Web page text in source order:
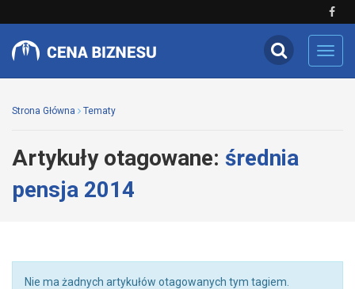
Strona Główna Tematy
Artykuły otagowane: średnia
pensja 2014
Nie ma żadnych artykułów otagowanych tym tagiem.